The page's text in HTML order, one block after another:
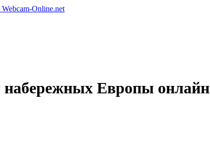
Webcam-Online.net
Европы онлайн